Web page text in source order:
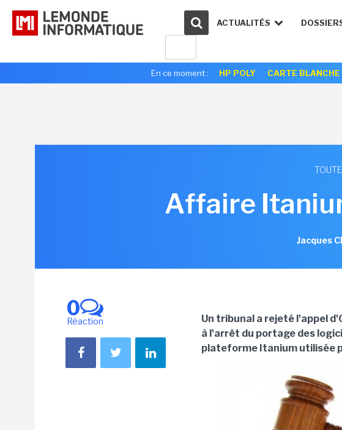
ACTUALITÉS
En ce moment : HP POLY CARTE BLANCHE
Affaire
Jacques
0
Réaction
Un tribunal a rejeté l'appel
à l'arrêt du portage des
plateforme Itanium utilisée